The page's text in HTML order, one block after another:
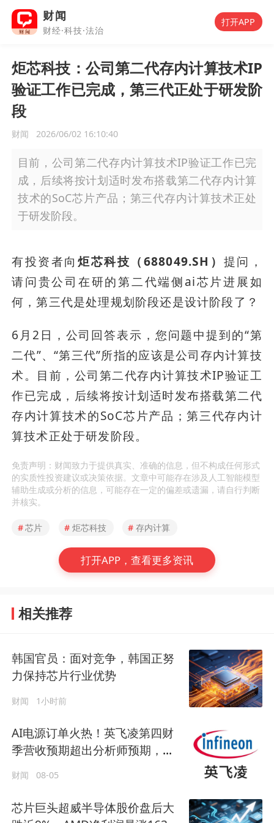
财闻
财经·科技·法治
打开APP
炬芯科技：公司第二代存内计算技术IP
验证工作已完成，第三代正处于研发阶
段
财闻 2026/06/02 16:10:40
目前，公司第二代存内计算技术IP验证工作已完
成，后续将按计划适时发布搭载第二代存内计算
技术的SoC芯片产品；第三代存内计算技术正处
于研发阶段。
有投资者向 炬芯科技（688049.SH） 提问，
请问贵公司在研的第二代端侧ai芯片进展如
何，第三代是处理规划阶段还是设计阶段了？
6月2日，公司回答表示，您问题中提到的“第
二代”、“第三代”所指的应该是公司存内计算技
术。目前，公司第二代存内计算技术IP验证工
作已完成，后续将按计划适时发布搭载第二代
存内计算技术的SoC芯片产品；第三代存内计
算技术正处于研发阶段。
免责声明：财闻致力于提供真实、准确的信息，但不构成任何形式
的实质性投资建议或决策依据。文章中可能存在涉及人工智能模型
辅助生成或分析的信息，可能存在一定的偏差或遗漏，请自行判断
并核实。
#芯片 # 炬芯科技 # 存内计算
打开APP，查看更多资讯
相关推荐
韩国官员：面对竞争，韩国正努
力保持芯片行业优势
财闻 1小时前
AI电源订单火热！英飞凌第四财
季营收预期超出分析师预期，
财闻 08-05
芯片巨头超威半导体股价盘后大